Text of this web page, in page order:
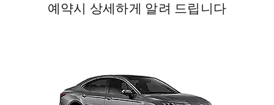
예약시 상세하게 알려 드립니다